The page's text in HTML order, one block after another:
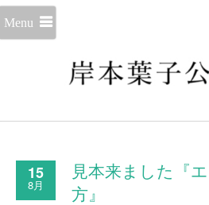
Menu
15
8月
見本来ました『
方』